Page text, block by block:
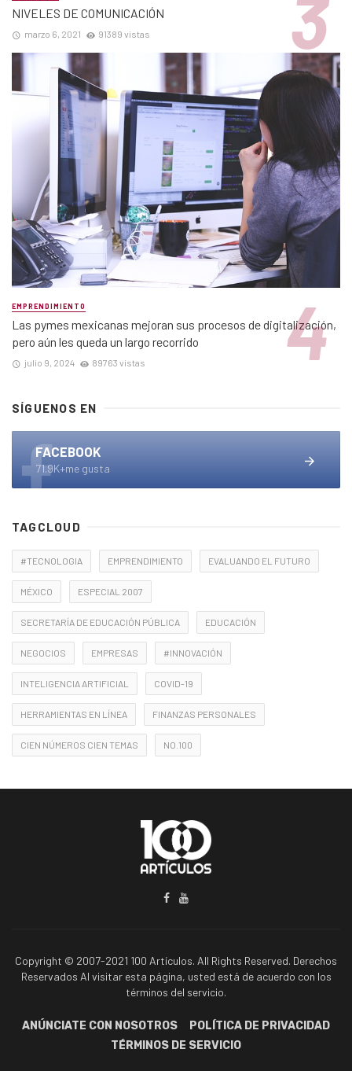
NIVELES DE COMUNICACIÓN
marzo 6, 2021 91389 vistas
EMPRENDIMIENTO
Las pymes mexicanas mejoran sus procesos de digitalización,
pero aún les queda un largo recorrido
julio 9, 2024 89763 vistas
SÍGUENOS EN
FACEBOOK
71.9K+me gusta
TAGCLOUD
#TECNOLOGIA EMPRENDIMIENTO EVALUANDO EL FUTURO
MÉXICO ESPECIAL 2007
SECRETARÍA DE EDUCACIÓN PÚBLICA EDUCACIÓN
NEGOCIOS EMPRESAS #INNOVACIÓN
INTELIGENCIA ARTIFICIAL COVID-19
HERRAMIENTAS EN LÍNEA FINANZAS PERSONALES
CIEN NÚMEROS CIEN TEMAS NO.100
Copyright © 2007-2021 100 Artículos. All Rights Reserved. Derechos
Reservados Al visitar esta página, usted está de acuerdo con los
términos del servicio.
ANÚNCIATE CON NOSOTROS
POLÍTICA DE PRIVACIDAD
TÉRMINOS DE SERVICIO